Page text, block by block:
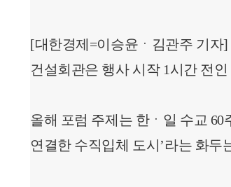
[대한경제=이승윤ㆍ김관주 기자]
건설회관은 행사 시작 1시간 전
올해 포럼 주제는 한ㆍ일 수교 60
연결한 수직입체 도시’라는 화두